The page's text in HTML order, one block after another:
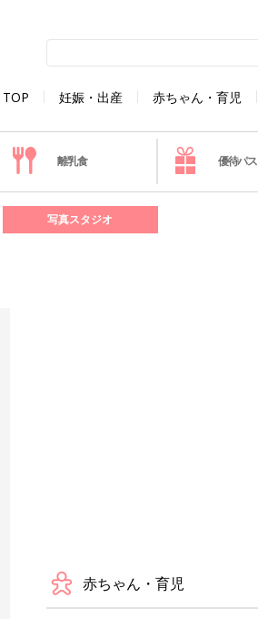
TOP 妊娠・出産 赤ちゃん・育児
離乳食 優待パス
写真スタジオ
赤ちゃん・育児